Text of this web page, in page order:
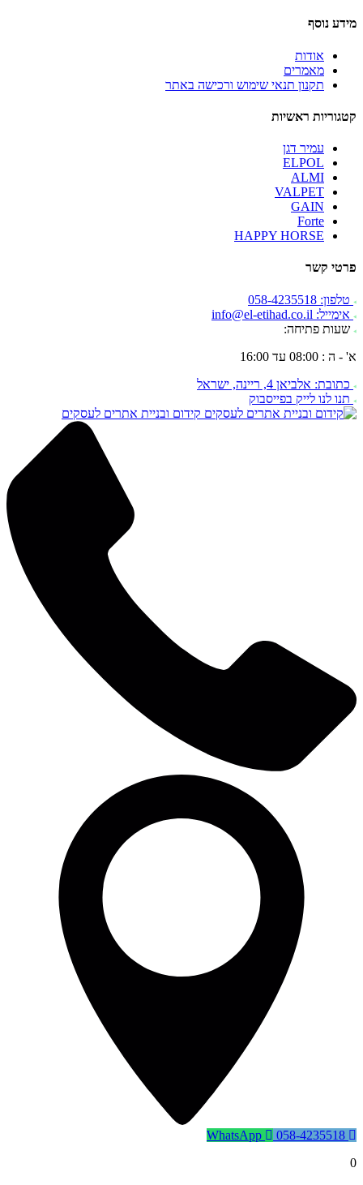
מידע נוסף
אודות
מאמרים
תקנון תנאי שימוש ורכישה באתר
קטגוריות ראשיות
עמיר דגן
ELPOL
ALMI
VALPET
GAIN
Forte
HAPPY HORSE
פרטי קשר
טלפון: 058-4235518
אימייל: info@el-etihad.co.il
שעות פתיחה:
א' - ה : 08:00 עד 16:00
כתובת: אלביאן 4, ריינה, ישראל
תנו לנו לייק בפייסבוק
קידום ובניית אתרים לעסקים
0